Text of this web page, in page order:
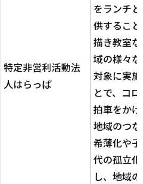
特定非営利活動法
人はらっぱ
をランチ
供するこ
描き教室
域の様々
対象に実
とで、コ
拍車をか
地域のつ
希薄化や
代の孤立
し、地域